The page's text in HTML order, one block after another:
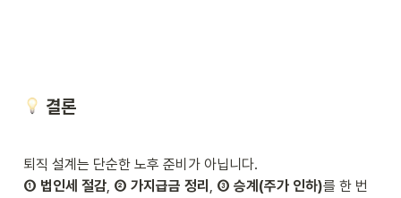
결론
① 법인세 절감, ② 가지급금 정리 , ③ 승계(주가 인하)를 한 번